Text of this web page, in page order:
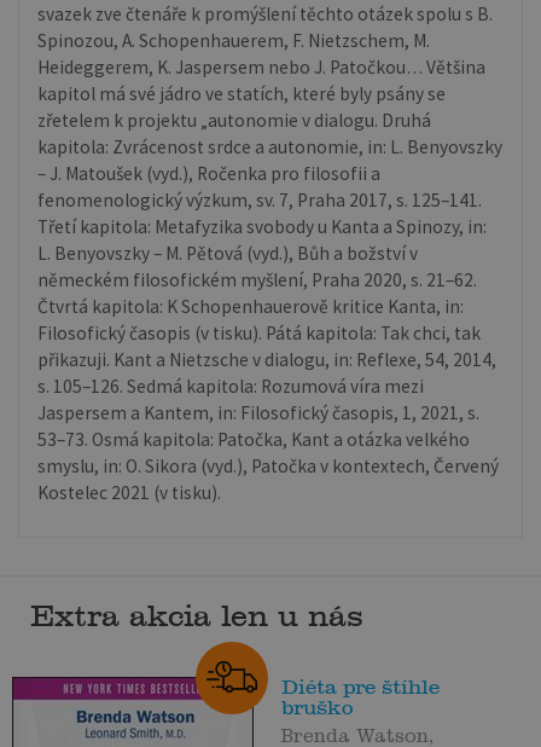
svazek zve čtenáře k promýšlení těchto otázek spolu s B.
Spinozou, A. Schopenhauerem, F. Nietzschem, M.
Heideggerem, K. Jaspersem nebo J. Patočkou… Většina
kapitol má své jádro ve statích, které byly psány se
zřetelem k projektu „autonomie v dialogu. Druhá
kapitola: Zvrácenost srdce a autonomie, in: L. Benyovszky
– J. Matoušek (vyd.), Ročenka pro filosofii a
fenomenologický výzkum, sv. 7, Praha 2017, s. 125–141.
Třetí kapitola: Metafyzika svobody u Kanta a Spinozy, in:
L. Benyovszky – M. Pětová (vyd.), Bůh a božství v
německém filosofickém myšlení, Praha 2020, s. 21–62.
Čtvrtá kapitola: K Schopenhauerově kritice Kanta, in:
Filosofický časopis (v tisku). Pátá kapitola: Tak chci, tak
přikazuji. Kant a Nietzsche v dialogu, in: Reflexe, 54, 2014,
s. 105–126. Sedmá kapitola: Rozumová víra mezi
Jaspersem a Kantem, in: Filosofický časopis, 1, 2021, s.
53–73. Osmá kapitola: Patočka, Kant a otázka velkého
smyslu, in: O. Sikora (vyd.), Patočka v kontextech, Červený
Kostelec 2021 (v tisku).
Extra akcia len u nás
Diéta pre štíhle
bruško
Brenda Watson,